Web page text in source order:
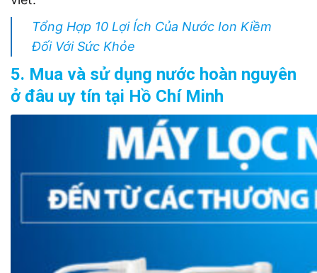
Tổng Hợp 10 Lợi Ích Của Nước Ion Kiềm
Đối Với Sức Khỏe
5. Mua và sử dụng nước hoàn nguyên
ở đâu uy tín tại Hồ Chí Minh